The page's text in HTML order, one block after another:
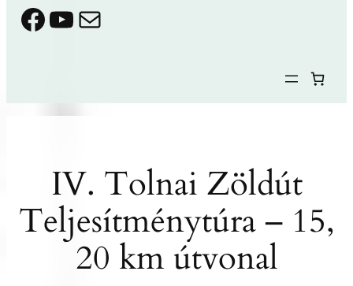
Facebook
YouTube
Mail
IV. Tolnai Zöldút
Teljesítménytúra – 15,
20 km útvonal